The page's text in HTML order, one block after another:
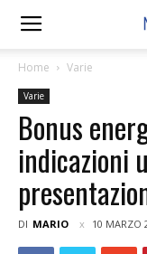
Home Varie
Varie
Bonus
indicazioni
DI MARIO 10 MARZO